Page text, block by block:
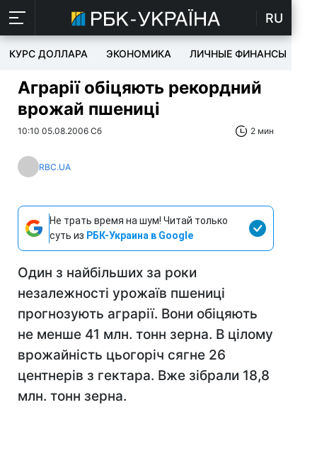
RU
КУРС ДОЛЛАРА ЭКОНОМИКА ЛИЧНЫЕ ФИНАНСЫ
Аграрії обіцяють рекордний
врожай пшениці
10:10 05.08.2006 Сб 2 мин
RBC.UA
Не трать время на шум! Читай только
суть из РБК-Украина в Google
Один з найбільших за роки
незалежності урожаїв пшениці
прогнозують аграрії. Вони обіцяють
не менше 41 млн. тонн зерна. В цілому
врожайність цьогоріч сягне 26
центнерів з гектара. Вже зібрали 18,8
млн. тонн зерна.